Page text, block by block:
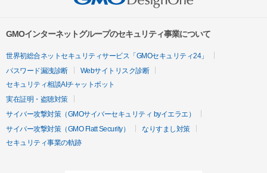
GMOインターネットグループのセキュリティ事業について
世界初総合ネットセキュリティサービス「GMOセキュリティ24」
パスワード漏洩診断
Webサイトリスク診断
セキュリティ相談AIチャットボット
実在証明・盗聴対策
サイバー攻撃対策（GMOサイバーセキュリティ byイエラエ）
サイバー攻撃対策（GMO Flatt Security）
なりすまし対策
セキュリティ事業の軌跡